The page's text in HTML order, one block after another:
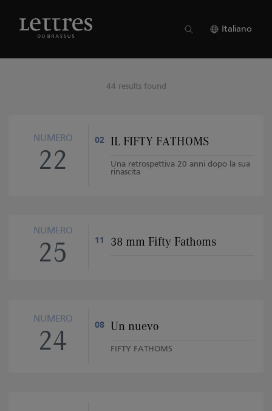
Italiano
44 results found
NUMERO
22
02 IL FIFTY FATHOMS
Una retrospettiva 20 anni dopo la sua
rinascita
NUMERO
25 11 38 mm Fifty Fathoms
NUMERO
24 08 Un nuevo
FIFTY FATHOMS